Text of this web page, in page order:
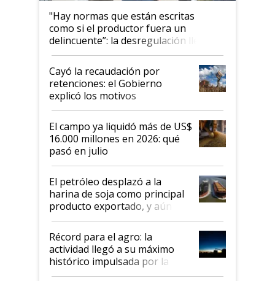
"Hay normas que están escritas
como si el productor fuera un
delincuente”: la desregulación llegó
al Congreso Aapresid y hasta se
habló del financiamiento al IPCVA
Cayó la recaudación por
retenciones: el Gobierno
explicó los motivos
El campo ya liquidó más de US$
16.000 millones en 2026: qué
pasó en julio
El petróleo desplazó a la
harina de soja como principal
producto exportado, y aún así
el agro aportó casi seis de cada
diez dólares y sostuvo el
liderazgo en un semestre
récord
Récord para el agro: la
actividad llegó a su máximo
histórico impulsada por la
cosecha y las exportaciones